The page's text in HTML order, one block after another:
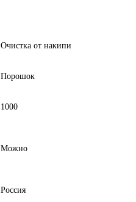
Очистка от накипи
Порошок
1000
Можно
Россия